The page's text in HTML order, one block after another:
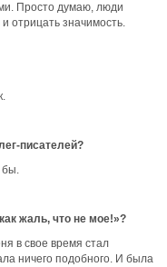
Просто думаю, люди
отрицать значимость.
писателей?
бы.
жаль, что не мое!»?
в свое время стал
ничего подобного. И была